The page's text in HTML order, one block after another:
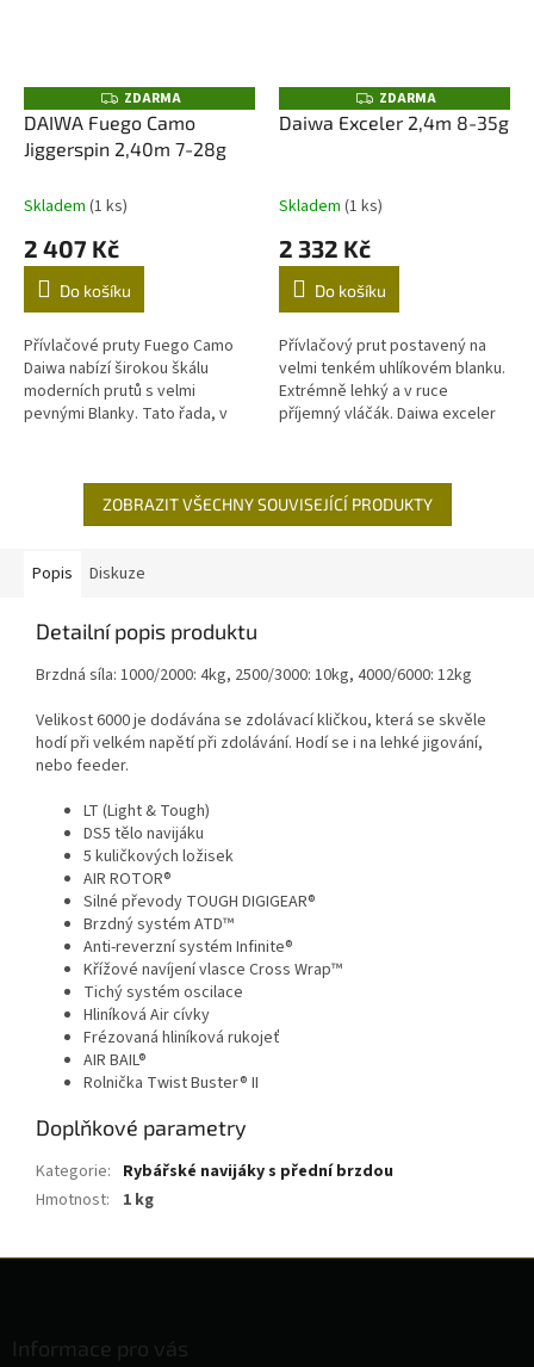
Z
D
A
R
M
ZDARMA
DAIWA Fuego Camo
Jiggerspin 2,40m 7-28g
Skladem (1 ks)
2 407 Kč
Do košíku
Přívlačové pruty Fuego Camo
Daiwa nabízí širokou škálu
moderních prutů s velmi
pevnými Blanky. Tato řada, v
Z
D
A
ZDARMA
Daiwa Exceler 2,4m 8-35g
Skladem (1 ks)
2 332 Kč
Do košíku
Přívlačový prut postavený na
velmi tenkém uhlíkovém blanku.
Extrémně lehký a v ruce
příjemný vláčák. Daiwa exceler
poměru ceny...
ZOBRAZIT VŠECHNY SOUVISEJÍCÍ PRODUKTY
Popis Diskuze
Detailní popis produktu
Brzdná síla: 1000/2000: 4kg, 2500/3000: 10kg, 4000/6000: 12kg
Velikost 6000 je dodávána se zdolávací kličkou, která se skvěle
hodí při velkém napětí při zdolávání. Hodí se i na lehké jigování,
nebo feeder.
LT (Light & Tough)
DS5 tělo navijáku
5 kuličkových ložisek
AIR ROTOR®
Silné převody TOUGH DIGIGEAR®
Brzdný systém ATD™
Anti-reverzní systém Infinite®
Křížové navíjení vlasce Cross Wrap™
Tichý systém oscilace
Hliníková Air cívky
Frézovaná hliníková rukojeť
AIR BAIL®
Rolnička Twist Buster® II
Doplňkové parametry
Kategorie: Rybářské navijáky s přední brzdou
Hmotnost: 1 kg
Informace pro vás